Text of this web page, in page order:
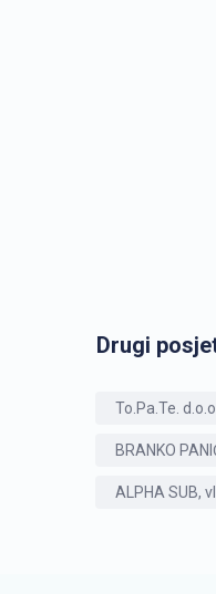
Drugi
To.Pa.Te. d.o.o.
BRANKO
ALPHA SUB,